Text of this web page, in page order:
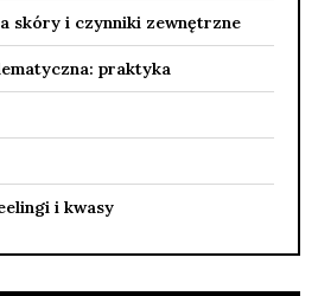
skóry i czynniki zewnętrzne
praktyka
i kwasy